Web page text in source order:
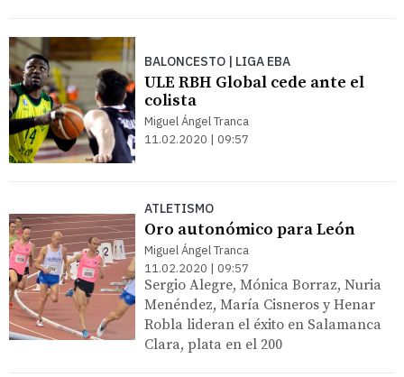
BALONCESTO | LIGA EBA
ULE RBH Global cede ante el
colista
Miguel Ángel Tranca
11.02.2020 | 09:57
ATLETISMO
Oro autonómico para León
Miguel Ángel Tranca
11.02.2020 | 09:57
Sergio Alegre, Mónica Borraz, Nuria
Menéndez, María Cisneros y Henar
Robla lideran el éxito en Salamanca
Clara, plata en el 200